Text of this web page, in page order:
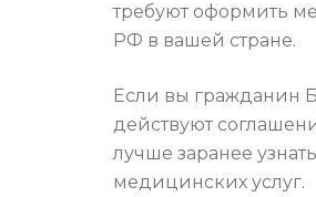
требуют оформить
РФ в вашей стране.
Если вы гражданин
действуют
лучше заранее
медицинских услуг.